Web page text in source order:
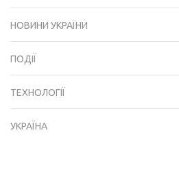
НОВИНИ УКРАЇНИ
ПОДІЇ
ТЕХНОЛОГІЇ
УКРАЇНА